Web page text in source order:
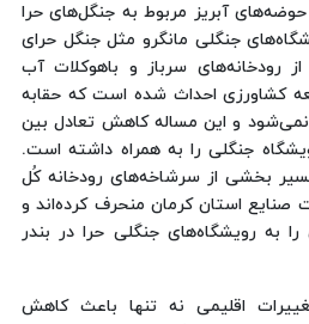
آبریز مربوط به جنگل‌های حرا
جنگلی مانگرو مثل جنگل حرای
رودخانه‌های سرباز و باهوکلات آب
کشاورزی احداث شده است که حقابه
و این مساله کاهش تعادل بین
جنگلی را به همراه داشته است.
بخشی از سرشاخه‌های رودخانه کُل
صنایع استان کرمان منحرف کرده‌اند و
به رویشگاه‌های جنگلی حرا در بندر
اقلیمی نه تنها باعث کاهش